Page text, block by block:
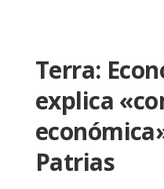
Terra:
explica
Patrias